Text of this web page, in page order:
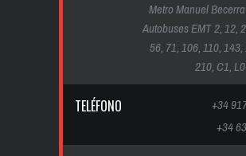
Metro Manuel
Autobuses EMT 2, 12,
56, 71, 106, 110,
210, C1,
TELÉFONO
+34
+34